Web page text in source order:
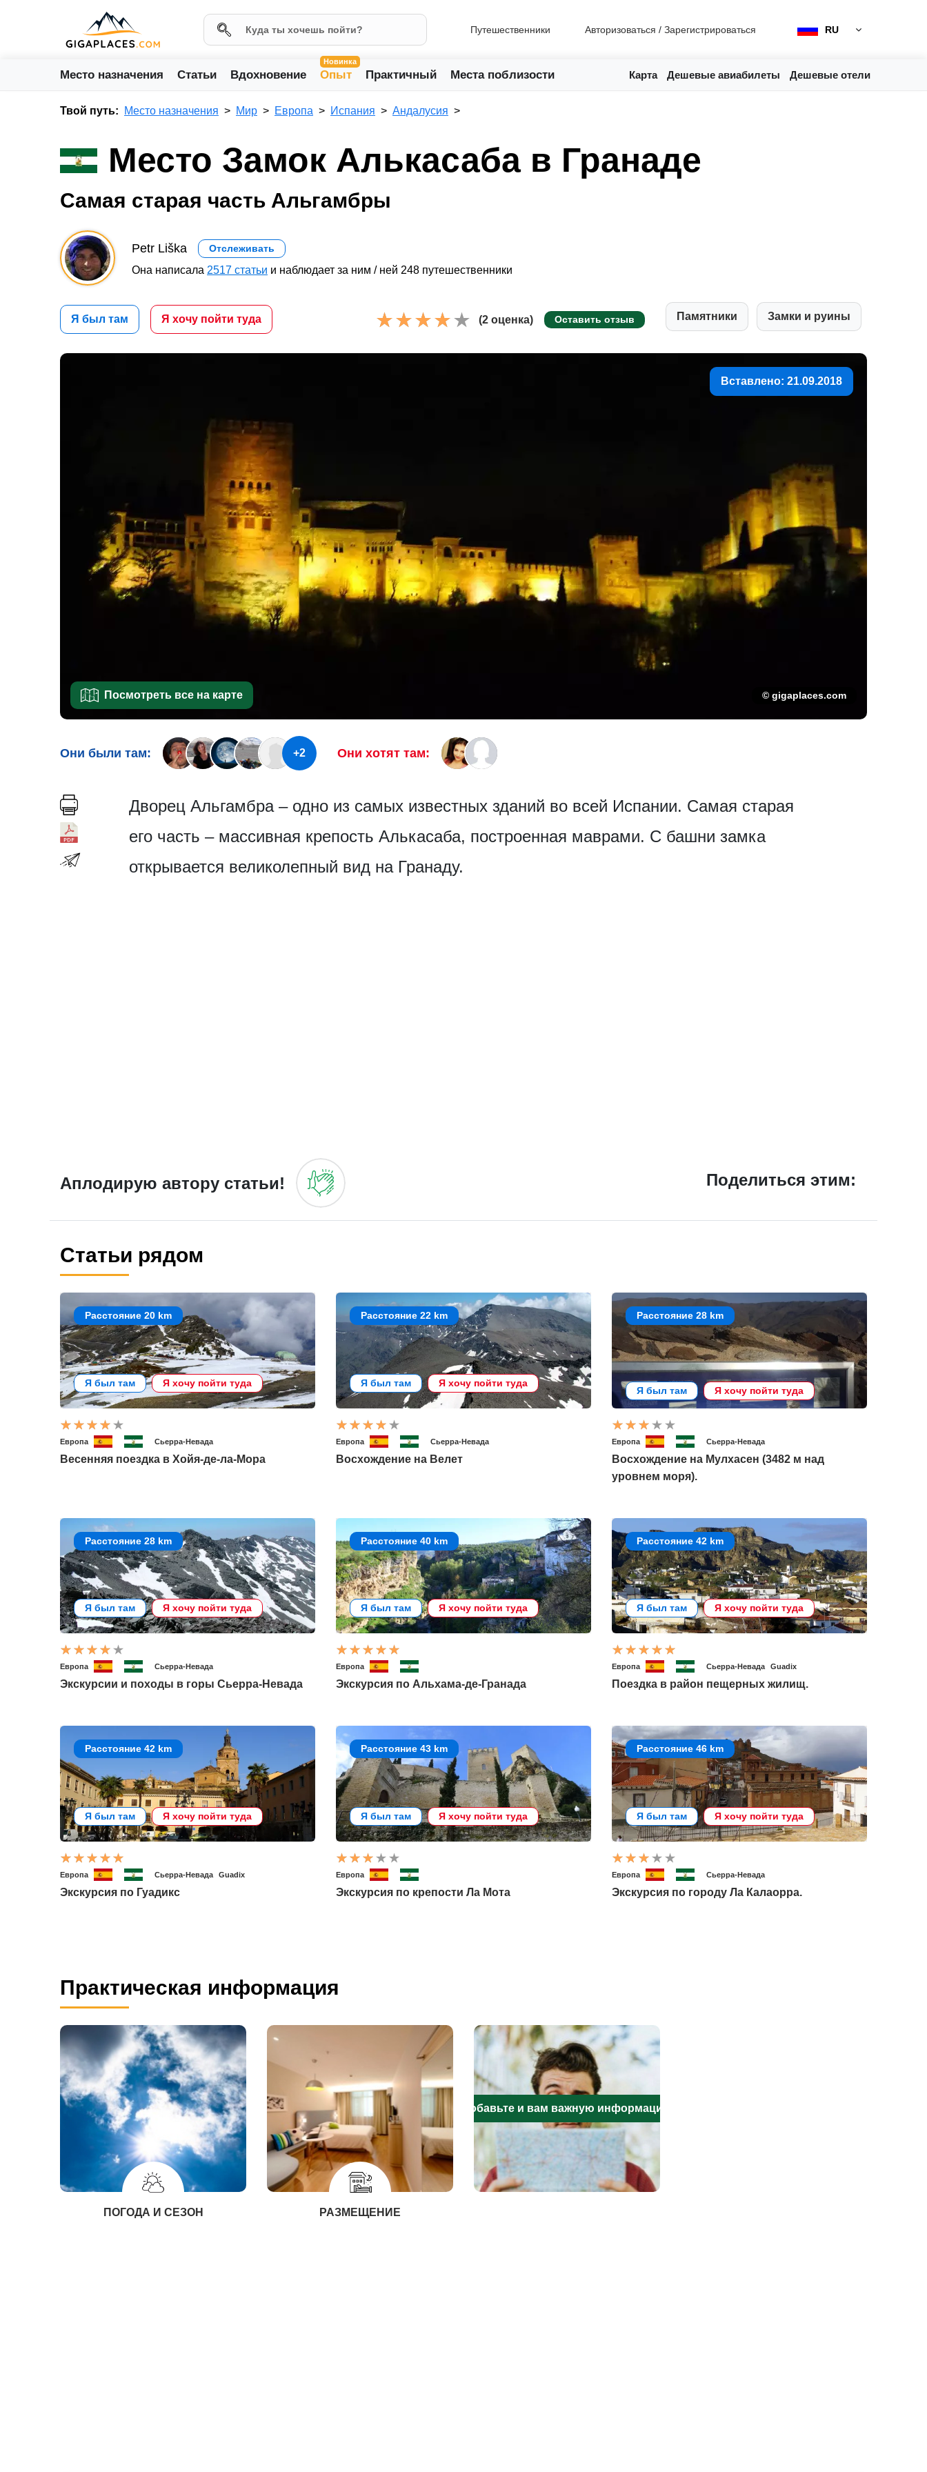
Путешественники Авторизоваться / Зарегистрироваться RU
Место назначения Статьи Вдохновение
Новинка
Опыт Практичный Места поблизости Карта Дешевые авиабилеты Дешевые отели
Твой путь: Место назначения Мир Европа Испания Андалусия
Место Замок Алькасаба в Гранаде
Самая старая часть Альгамбры
Petr Liška Отслеживать
Она написала 2517 статьи и наблюдает за ним / ней 248 путешественники
Я был там Я хочу пойти туда (2 оценка) Оставить отзыв Памятники Замки и руины
Вставлено: 21.09.2018
Посмотреть все на карте © gigaplaces.com
Они были там: +2 Они хотят там:
Дворец Альгамбра – одно из самых известных зданий во всей Испании. Самая старая
его часть – массивная крепость Алькасаба, построенная маврами. С башни замка
открывается великолепный вид на Гранаду.
Аплодирую автору статьи! Поделиться этим:
Статьи рядом
Расстояние 20 km
Я был там Я хочу пойти туда
Европа Сьерра-Невада
Весенняя поездка в Хойя-де-ла-Мора
Расстояние 22 km
Я был там Я хочу пойти туда
Европа Сьерра-Невада
Восхождение на Велет
Расстояние 28 km
Я был там Я хочу пойти туда
Европа Сьерра-Невада
Восхождение на Мулхасен (3482 м над
уровнем моря).
Расстояние 28 km
Я был там Я хочу пойти туда
Европа Сьерра-Невада
Экскурсии и походы в горы Сьерра-Невада
Расстояние 40 km
Я был там Я хочу пойти туда
Европа
Экскурсия по Альхама-де-Гранада
Расстояние 42 km
Я был там Я хочу пойти туда
Европа Сьерра-Невада Guadix
Поездка в район пещерных жилищ.
Расстояние 42 km
Я был там Я хочу пойти туда
Европа Сьерра-Невада Guadix
Экскурсия по Гуадикс
Расстояние 43 km
Я был там Я хочу пойти туда
Европа
Экскурсия по крепости Ла Мота
Расстояние 46 km
Я был там Я хочу пойти туда
Европа Сьерра-Невада
Экскурсия по городу Ла Калаорра.
Практическая информация
ПОГОДА И СЕЗОН РАЗМЕЩЕНИЕ
Добавьте и вам важную информацию